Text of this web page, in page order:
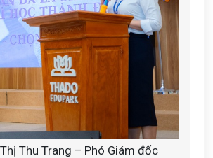
Thu Trang – Phó Giám đốc